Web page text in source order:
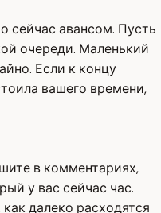
сейчас авансом. Пусть
очереди. Маленький
Если к концу
вашего времени,
в комментариях,
у вас сейчас час.
далеко расходятся